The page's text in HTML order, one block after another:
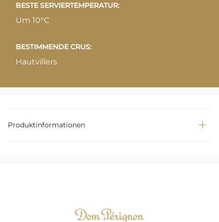
BESTE SERVIERTEMPERATUR:
Um 10°C
BESTIMMENDE CRUS:
Hautvillers
Produktinformationen